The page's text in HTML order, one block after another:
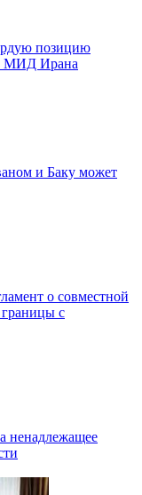
позицию
МИД Ирана
и Баку может
о совместной
границы с
ненадлежащее